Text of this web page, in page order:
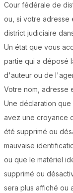
Cour fédérale de
ou, si votre adresse
district judiciaire
Un état que vous
partie qui a déposé
d'auteur ou de
Votre nom, adresse
Une déclaration
avez une croyance
été supprimé ou
mauvaise
ou que le matériel
supprimé ou
sera plus affiché ou